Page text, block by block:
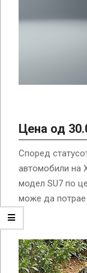
Цена од
Според
автомобили на
модел SU7 по
може да потрае